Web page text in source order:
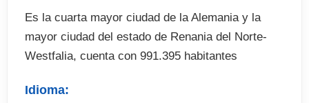
Es la cuarta mayor ciudad de la Alemania y la
mayor ciudad del estado de Renania del Norte-
Westfalia, cuenta con 991.395 habitantes
Idioma: